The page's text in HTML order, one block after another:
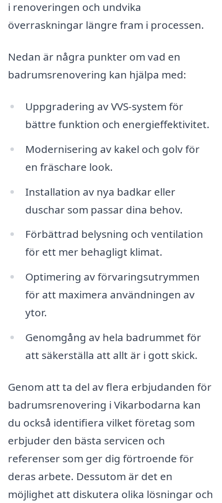
i renoveringen och undvika
överraskningar längre fram i processen.
Nedan är några punkter om vad en
badrumsrenovering kan hjälpa med:
Uppgradering av VVS-system för
bättre funktion och energieffektivitet.
Modernisering av kakel och golv för
en fräschare look.
Installation av nya badkar eller
duschar som passar dina behov.
Förbättrad belysning och ventilation
för ett mer behagligt klimat.
Optimering av förvaringsutrymmen
för att maximera användningen av
ytor.
Genomgång av hela badrummet för
att säkerställa att allt är i gott skick.
Genom att ta del av flera erbjudanden för
badrumsrenovering i Vikarbodarna kan
du också identifiera vilket företag som
erbjuder den bästa servicen och
referenser som ger dig förtroende för
deras arbete. Dessutom är det en
möjlighet att diskutera olika lösningar och